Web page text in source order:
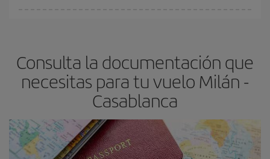
Consulta la documentación que
necesitas para tu vuelo Milán -
Casablanca